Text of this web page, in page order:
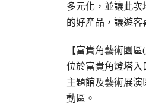
多元化，並讓此
的好產品，讓遊客
【富貴角藝術園區
位於富貴角燈塔入
主題館及藝術展
動區。